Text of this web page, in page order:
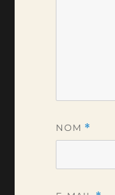
NOM *